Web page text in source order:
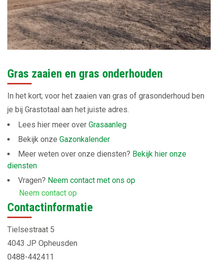
Gras zaaien en gras onderhouden
In het kort; voor het zaaien van gras of grasonderhoud ben
je bij Grastotaal aan het juiste adres.
Lees hier meer over Grasaanleg
Bekijk onze Gazonkalender
Meer weten over onze diensten? Bekijk hier onze
diensten
Vragen? Neem contact met ons op
Neem contact op
Contactinformatie
Tielsestraat 5
4043 JP Opheusden
0488-442411